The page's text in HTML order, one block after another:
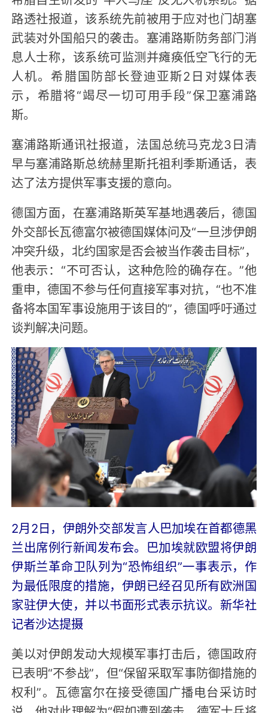
路透社报道，该系统先前被用于应对也门胡塞
武装对外国船只的袭击。塞浦路斯防务部门消
息人士称，该系统可监测并瘫痪低空飞行的无
人机。希腊国防部长登迪亚斯2日对媒体表
示，希腊将“竭尽一切可用手段”保卫塞浦路
斯。
塞浦路斯通讯社报道，法国总统马克龙3日清
早与塞浦路斯总统赫里斯托祖利季斯通话，表
达了法方提供军事支援的意向。
德国方面，在塞浦路斯英军基地遇袭后，德国
外交部长瓦德富尔被德国媒体问及“一旦涉伊朗
冲突升级，北约国家是否会被当作袭击目标”，
他表示：“不可否认，这种危险的确存在。”他
重申，德国不参与任何直接军事对抗，“也不准
备将本国军事设施用于该目的”，德国呼吁通过
谈判解决问题。
2月2日，伊朗外交部发言人巴加埃在首都德黑
兰出席例行新闻发布会。巴加埃就欧盟将伊朗
伊斯兰革命卫队列为“恐怖组织”一事表示，作
为最低限度的措施，伊朗已经召见所有欧洲国
家驻伊大使，并以书面形式表示抗议。新华社
记者沙达提摄
美以对伊朗发动大规模军事打击后，德国政府
已表明“不参战”，但“保留采取军事防御措施的
权利”。瓦德富尔在接受德国广播电台采访时